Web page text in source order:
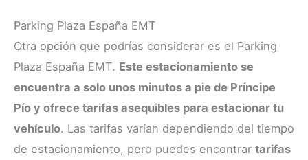
Parking Plaza España EMT
Otra opción que podrías considerar es el Parking
Plaza España EMT. Este estacionamiento se
encuentra a solo unos minutos a pie de Príncipe
Pío y ofrece tarifas asequibles para estacionar tu
vehículo. Las tarifas varían dependiendo del tiempo
de estacionamiento, pero puedes encontrar tarifas